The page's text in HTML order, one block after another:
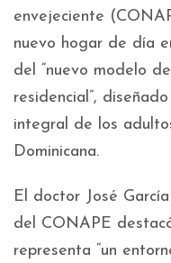
envejeciente
nuevo hogar de día
del “nuevo modelo
residencial”,
integral de los
Dominicana.
El doctor José
del CONAPE
representa “un